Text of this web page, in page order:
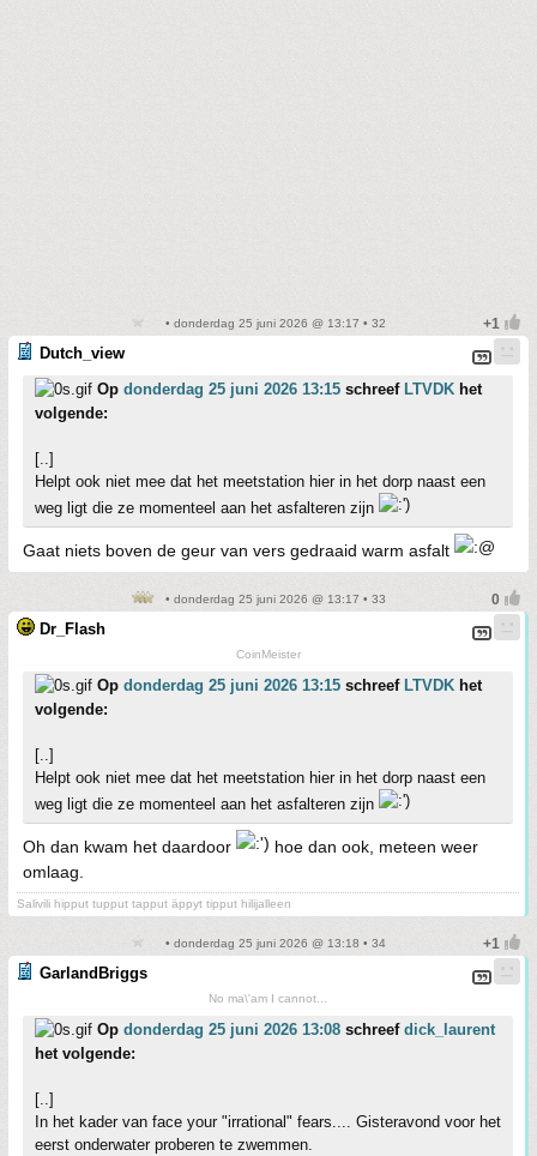
• donderdag 25 juni 2026 @ 13:17 • 32
Dutch_view
Op donderdag 25 juni 2026 13:15 schreef LTVDK het
volgende:
[..]
Helpt ook niet mee dat het meetstation hier in het dorp naast een
weg ligt die ze momenteel aan het asfalteren zijn
Gaat niets boven de geur van vers gedraaid warm asfalt
• donderdag 25 juni 2026 @ 13:17 • 33
Dr_Flash
CoinMeister
Op donderdag 25 juni 2026 13:15 schreef LTVDK het
volgende:
[..]
Helpt ook niet mee dat het meetstation hier in het dorp naast een
weg ligt die ze momenteel aan het asfalteren zijn
Oh dan kwam het daardoor
hoe dan ook, meteen weer
omlaag.
Salivili hipput tupput tapput äppyt tipput hilijalleen
• donderdag 25 juni 2026 @ 13:18 • 34
GarlandBriggs
No ma\'am I cannot...
Op donderdag 25 juni 2026 13:08 schreef dick_laurent
het volgende:
[..]
In het kader van face your "irrational" fears.... Gisteravond voor het
eerst onderwater proberen te zwemmen.